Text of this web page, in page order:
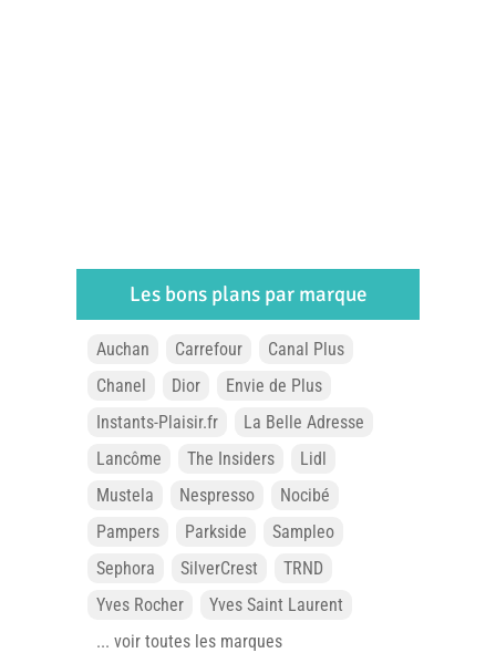
Les bons plans par marque
Auchan Carrefour
Canal Plus
Chanel
Dior
Envie de Plus
Instants-Plaisir.fr
La Belle Adresse
Lancôme
The Insiders
Lidl
Mustela
Nespresso
Nocibé
Pampers
Parkside
Sampleo
Sephora
SilverCrest
TRND
Yves Rocher
Yves Saint Laurent
... voir toutes les marques